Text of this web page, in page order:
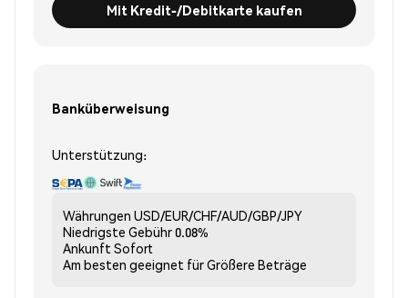
Mit Kredit-/Debitkarte kaufen
Banküberweisung
Unterstützung:
Währungen USD/EUR/CHF/AUD/GBP/JPY
Niedrigste Gebühr0.08%
Ankunft Sofort
Am besten geeignet fürGrößere Beträge